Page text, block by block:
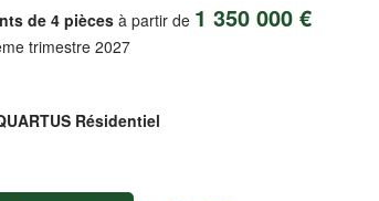
de 4 pièces à partir de 1 350 000 €
trimestre 2027
Résidentiel